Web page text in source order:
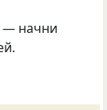
— начни